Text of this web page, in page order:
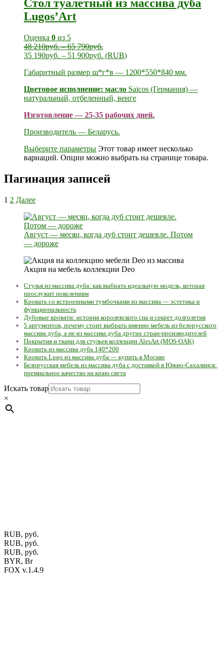
Стол туалетный из массива дуба
Lugos’Art
Оценка 0 из 5
48 210руб.–65 790руб.
35 190руб. – 51 900руб. (RUB)
Габаритный размер ш*г*в — 1200*550*840 мм.
Цветовое исполнение: масло Saicos (Германия) —
натуральный, отбеленный, венге
Изготовление — 25-35 рабочих дней.
Производитель — Беларусь.
Выберите параметры Этот товар имеет несколько
вариаций. Опции можно выбрать на странице товара.
Пагинация записей
1 2 Далее
Август — месяц, когда дуб стоит дешевле. Потом
— дороже
Акция на мебель коллекции Deo
Стулья из массива дуба: как выбрать идеальную модель, которая
прослужит поколениям
Кровать со встроенными тумбочками из массива — эстетика и
функциональность
Дубовые кровати: история королевского сна и секрет долголетия
5 аргументов, почему стоит выбрать именно мебель из белорусского
массива дуба, а не из массива дуба других стран-производителей
Покрытия и ткани для стульев коллекции AlesArt (MOS-OAK)
Кровать из массива дуба 140*200
Кровать Lugo из массива дуба — купить в Москве
Белорусская мебель из массива дуба с доставкой в Южно-Сахалинск:
премиальное качество на краю света
Искать товар
×
RUB, руб.
RUB, руб.
RUB, руб.
BYR, Br
FOX v.1.4.9